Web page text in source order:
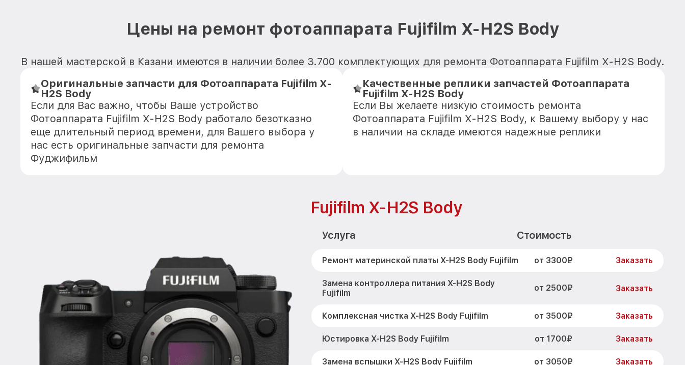
Цены на ремонт фотоаппарата Fujifilm X-H2S Body
В нашей мастерской в Казани имеются в наличии более 3.700 комплектующих для ремонта Фотоаппарата Fujifilm X-H2S Body.
Оригинальные запчасти для Фотоаппарата Fujifilm X-
H2S Body
Если для Вас важно, чтобы Ваше устройство
Фотоаппарата Fujifilm X-H2S Body работало безотказно
еще длительный период времени, для Вашего выбора у
нас есть оригинальные запчасти для ремонта
Фуджифильм
Качественные реплики запчастей Фотоаппарата
Fujifilm X-H2S Body
Если Вы желаете низкую стоимость ремонта
Фотоаппарата Fujifilm X-H2S Body, к Вашему выбору у нас
в наличии на складе имеются надежные реплики
Fujifilm X-H2S Body
Услуга Стоимость
Ремонт материнской платы X-H2S Body Fujifilm от 3300₽ Заказать
Замена контроллера питания X-H2S Body
Fujifilm
от 2500₽ Заказать
Комплексная чистка X-H2S Body Fujifilm от 3500₽ Заказать
Юстировка X-H2S Body Fujifilm от 1700₽ Заказать
Замена вспышки X-H2S Body Fujifilm от 3050₽ Заказать